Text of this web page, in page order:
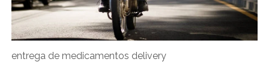
entrega de medicamentos delivery